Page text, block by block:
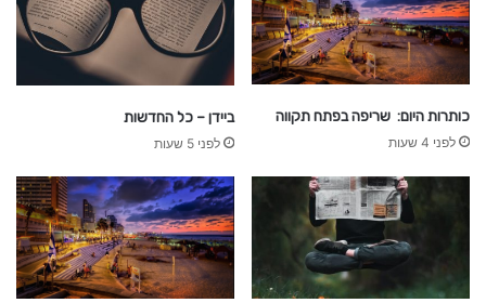
כותרות היום: שריפה בפתח תקווה
לפני 4 שעות
ביידן – כל החדשות
לפני 5 שעות